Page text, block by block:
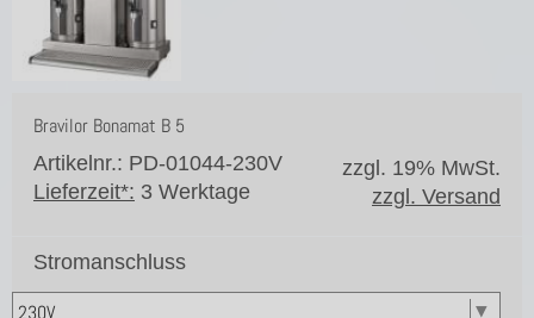
Bravilor Bonamat B 5
Artikelnr.: PD-01044-230V
Lieferzeit*: 3 Werktage
zzgl. 19% MwSt.
zzgl. Versand
Stromanschluss